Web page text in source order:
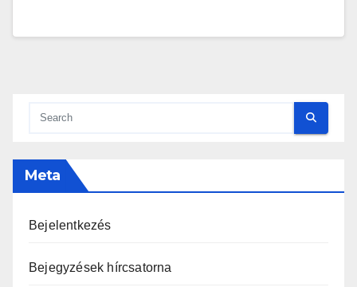
Meta
Bejelentkezés
Bejegyzések hírcsatorna